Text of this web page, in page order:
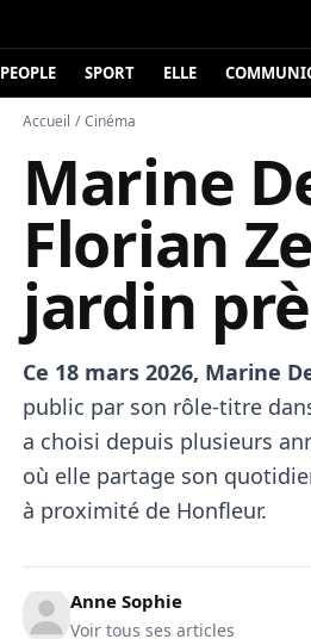
PEOPLE SPORT ELLE
Accueil / Cinéma
Marine
Florian
jardin
Ce 18 mars 2026, Marine
public par son rôle-titre
a choisi depuis plusieurs
où elle partage son
à proximité de Honfleur.
Anne Sophie
Voir tous ses articles